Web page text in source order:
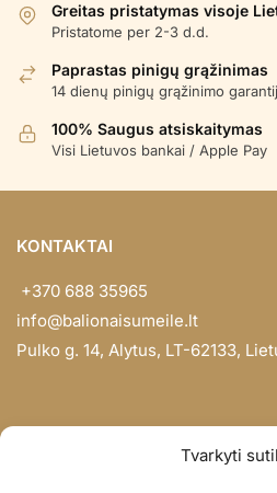
Tvarkyti
Greitas pristatymas visoje
Pristatome per 2-3 d.d.
Paprastas pinigų grąžinimas
14 dienų pinigų grąžinimo
100% Saugus atsiskaitymas
Visi Lietuvos bankai / Apple Pay
KONTAKTAI
+370 688 35965
info@balionaisumeile.lt
Pulko g. 14, Alytus, LT-62133,